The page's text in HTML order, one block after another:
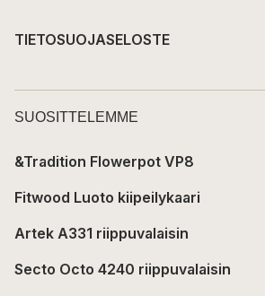
TIETOSUOJASELOSTE
SUOSITTELEMME
&Tradition Flowerpot VP8
Fitwood Luoto kiipeilykaari
Artek A331 riippuvalaisin
Secto Octo 4240 riippuvalaisin